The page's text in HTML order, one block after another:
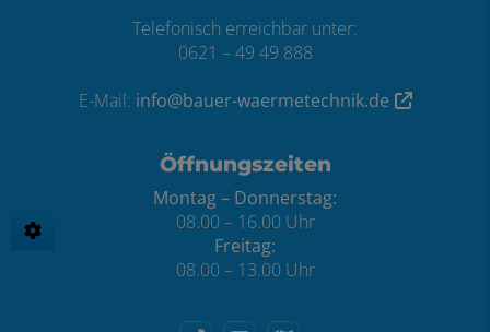
Telefonisch erreichbar unter:
0621 – 49 49 888
E-Mail: info@bauer-waermetechnik.de
Öffnungszeiten
Montag – Donnerstag:
08.00 – 16.00 Uhr
Freitag:
08.00 – 13.00 Uhr